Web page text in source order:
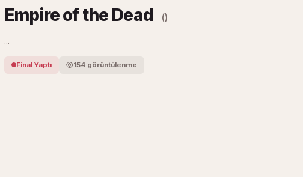
Empire of the Dead ()
...
Final Yaptı 154 görüntülenme